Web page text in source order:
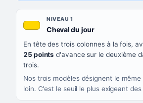
QUAND LA LIGNE PREND CETTE COULEUR
CE QUE CELA VOUS DIT
NIVEAU 1
Cheval du jour, couleur jaune
En tête des trois colonnes à la fois,
25 points d'avance sur le deuxième
trois.
Nos trois modèles désignent le
loin. C'est le seuil le plus exigeant des